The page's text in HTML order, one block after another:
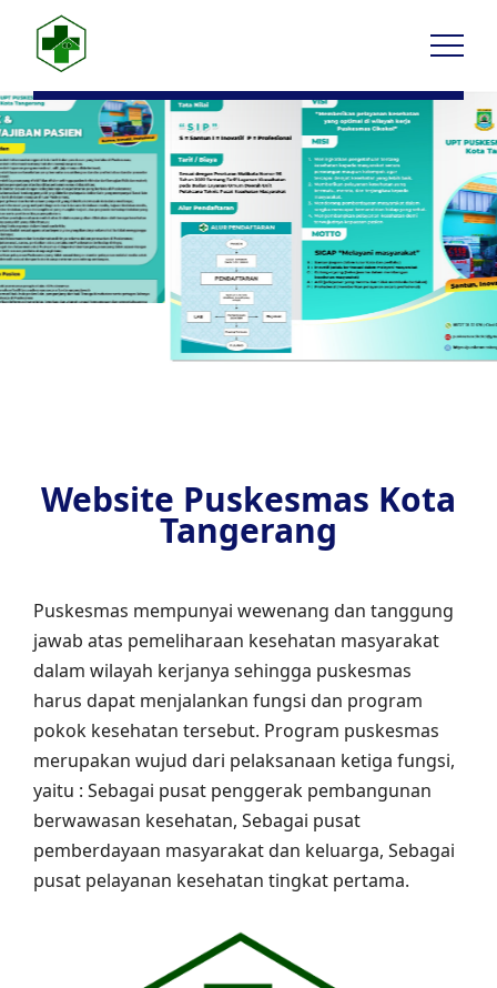
Website Puskesmas Kota
Tangerang
Puskesmas mempunyai wewenang dan tanggung
jawab atas pemeliharaan kesehatan masyarakat
dalam wilayah kerjanya sehingga puskesmas
harus dapat menjalankan fungsi dan program
pokok kesehatan tersebut. Program puskesmas
merupakan wujud dari pelaksanaan ketiga fungsi,
yaitu : Sebagai pusat penggerak pembangunan
berwawasan kesehatan, Sebagai pusat
pemberdayaan masyarakat dan keluarga, Sebagai
pusat pelayanan kesehatan tingkat pertama.